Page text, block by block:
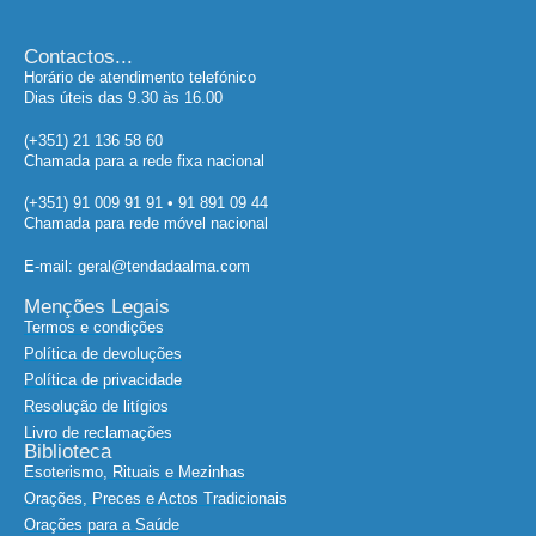
Contactos...
Horário de atendimento telefónico
Dias úteis das 9.30 às 16.00
(+351) 21 136 58 60
Chamada para a rede fixa nacional
(+351) 91 009 91 91 • 91 891 09 44
Chamada para rede móvel nacional
E-mail: geral@tendadaalma.com
Menções Legais
Termos e condições
Política de devoluções
Política de privacidade
Resolução de litígios
Livro de reclamações
Biblioteca
Esoterismo, Rituais e Mezinhas
Orações, Preces e Actos Tradicionais
Orações para a Saúde